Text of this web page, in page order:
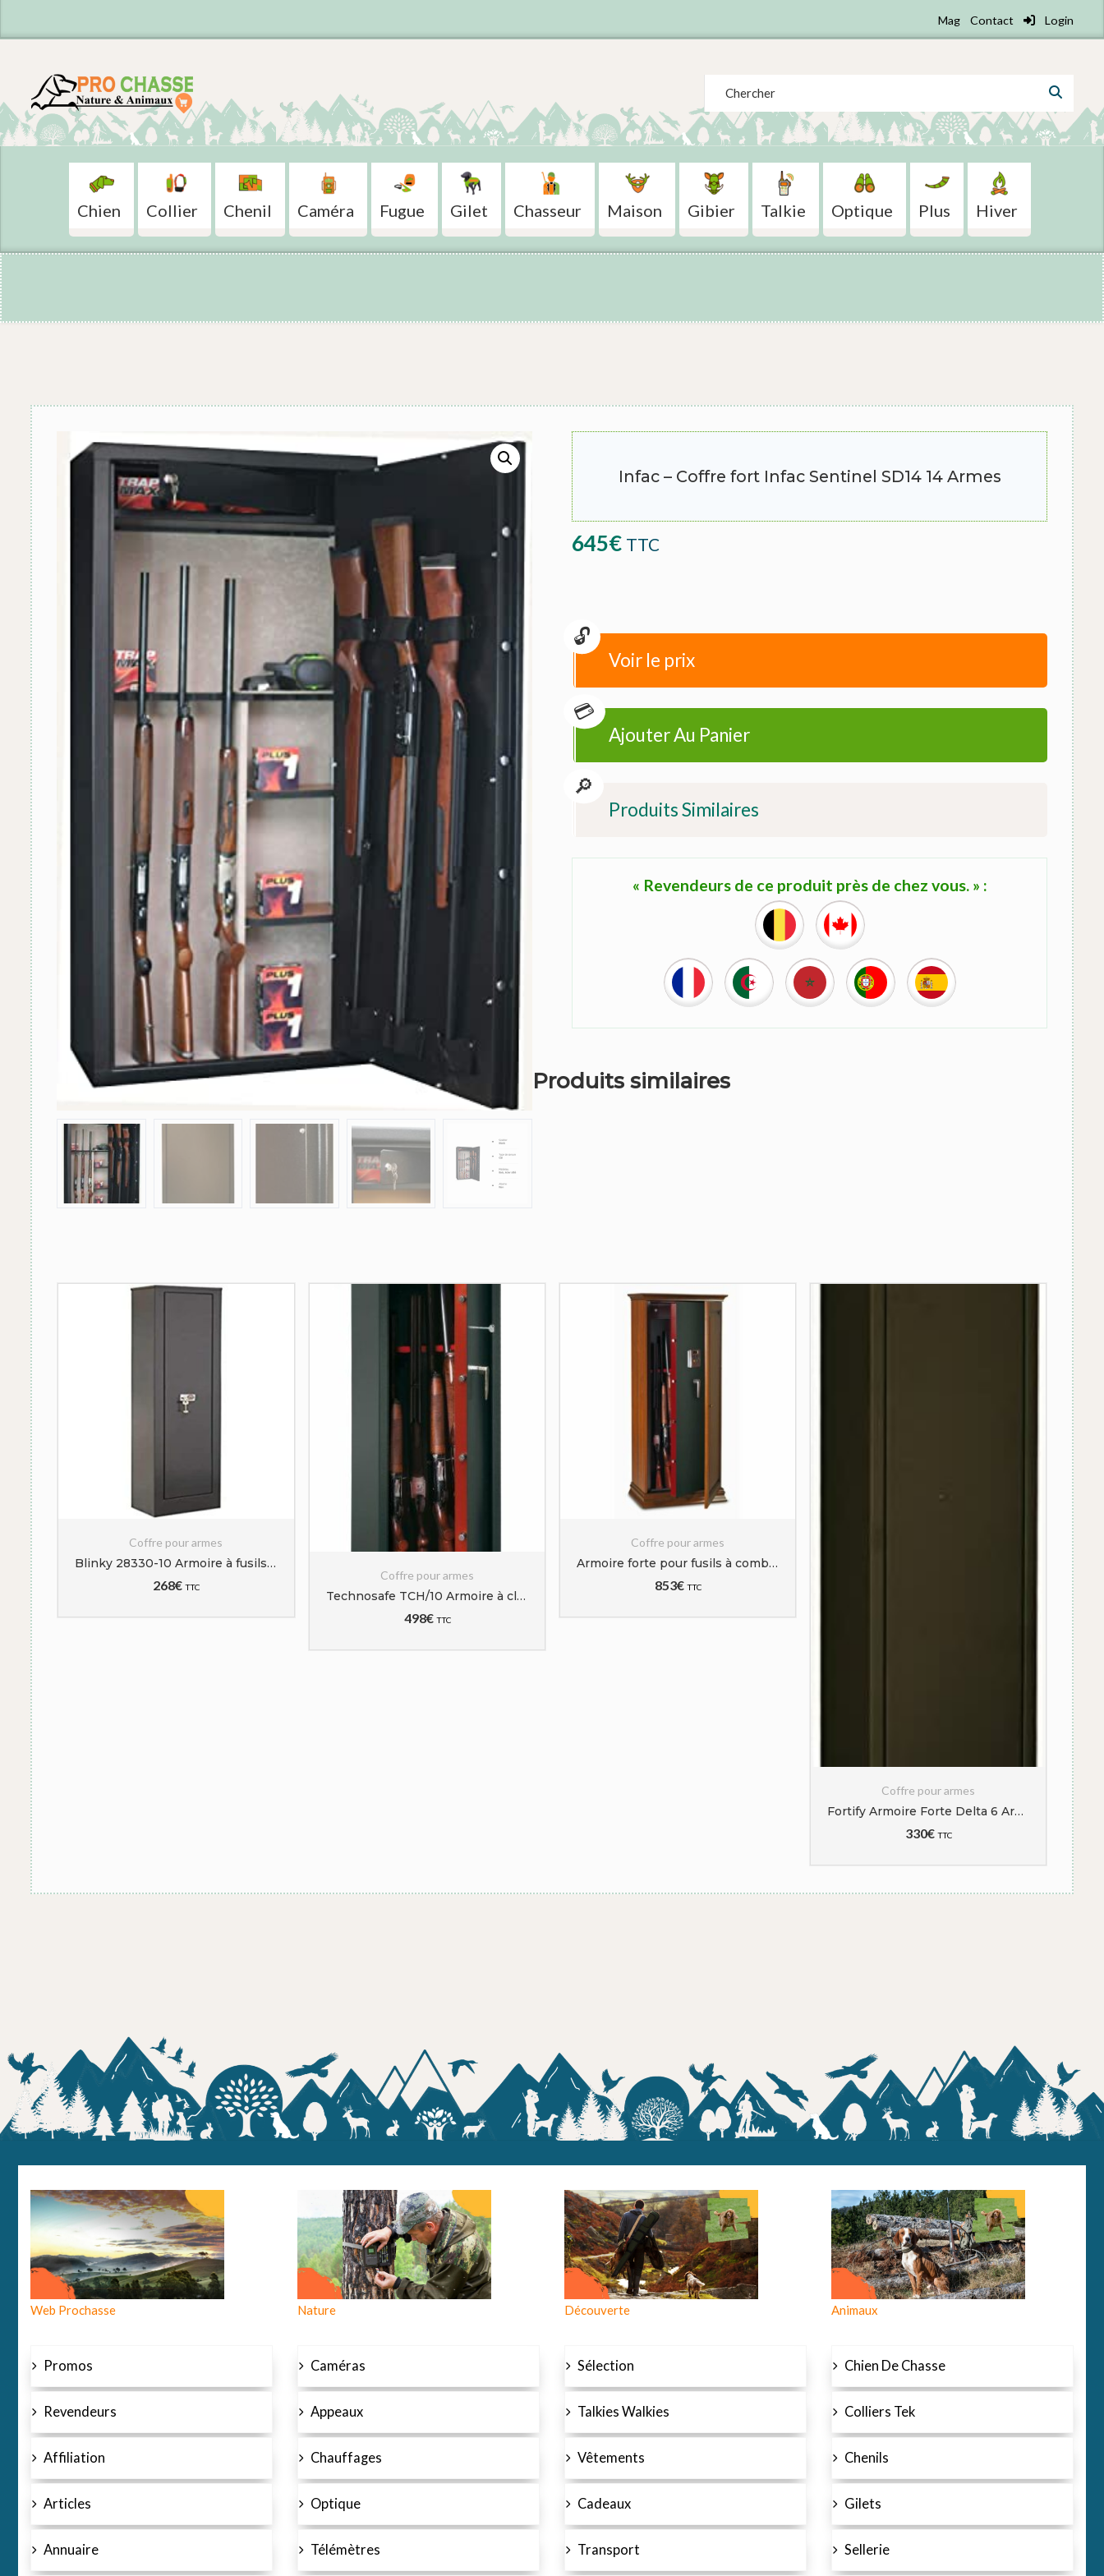
Mag Contact Login
Chien Collier Chenil Caméra Fugue Gilet Chasseur Maison Gibier Talkie Optique Plus Hiver
Infac – Coffre fort Infac Sentinel SD14 14 Armes
645€ TTC
Voir le prix
Ajouter Au Panier
Produits Similaires
« Revendeurs de ce produit près de chez vous. » :
Produits similaires
Coffre pour armes
Blinky 28330-10 Armoire à fusils avec 5 emplacements et coffre intérieur, 31 x 138 x 2 cm
268€ TTC
Coffre pour armes
Technosafe TCH/10 Armoire à clé 10 fusils
498€ TTC
Coffre pour armes
Armoire forte pour fusils à combinaison électronique en acier monobloc pour 10 fusils
853€ TTC
Coffre pour armes
Fortify Armoire Forte Delta 6 Armes + Coffre
330€ TTC
Web Prochasse
Promos
Revendeurs
Affiliation
Articles
Annuaire
Nature
Caméras
Appeaux
Chauffages
Optique
Télémètres
Découverte
Sélection
Talkies Walkies
Vêtements
Cadeaux
Transport
Animaux
Chien De Chasse
Colliers Tek
Chenils
Gilets
Sellerie